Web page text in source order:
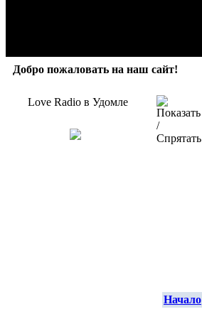
Добро пожаловать на наш сайт!
Love Radio в Удомле
Начало